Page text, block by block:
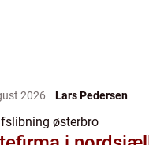
2026 Lars Pedersen
østerbro